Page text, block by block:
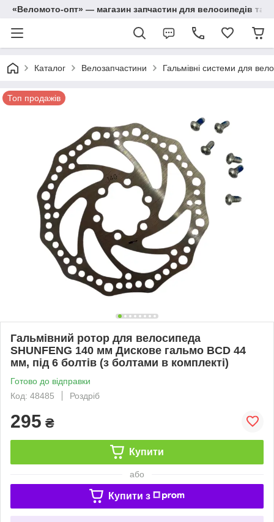
«Веломото-опт» — магазин запчастин для велосипедів та
Каталог Велозапчастини Гальмівні системи для
Топ продажів
Гальмівний ротор для велосипеда
SHUNFENG 140 мм Дискове гальмо BCD 44
мм, під 6 болтів (з болтами в комплекті)
Готово до відправки
Код: 48485
Роздріб
295 ₴
Купити
або
Купити з